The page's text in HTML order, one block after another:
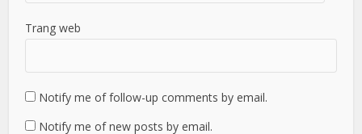
Trang web
Notify me of follow-up comments by email.
Notify me of new posts by email.